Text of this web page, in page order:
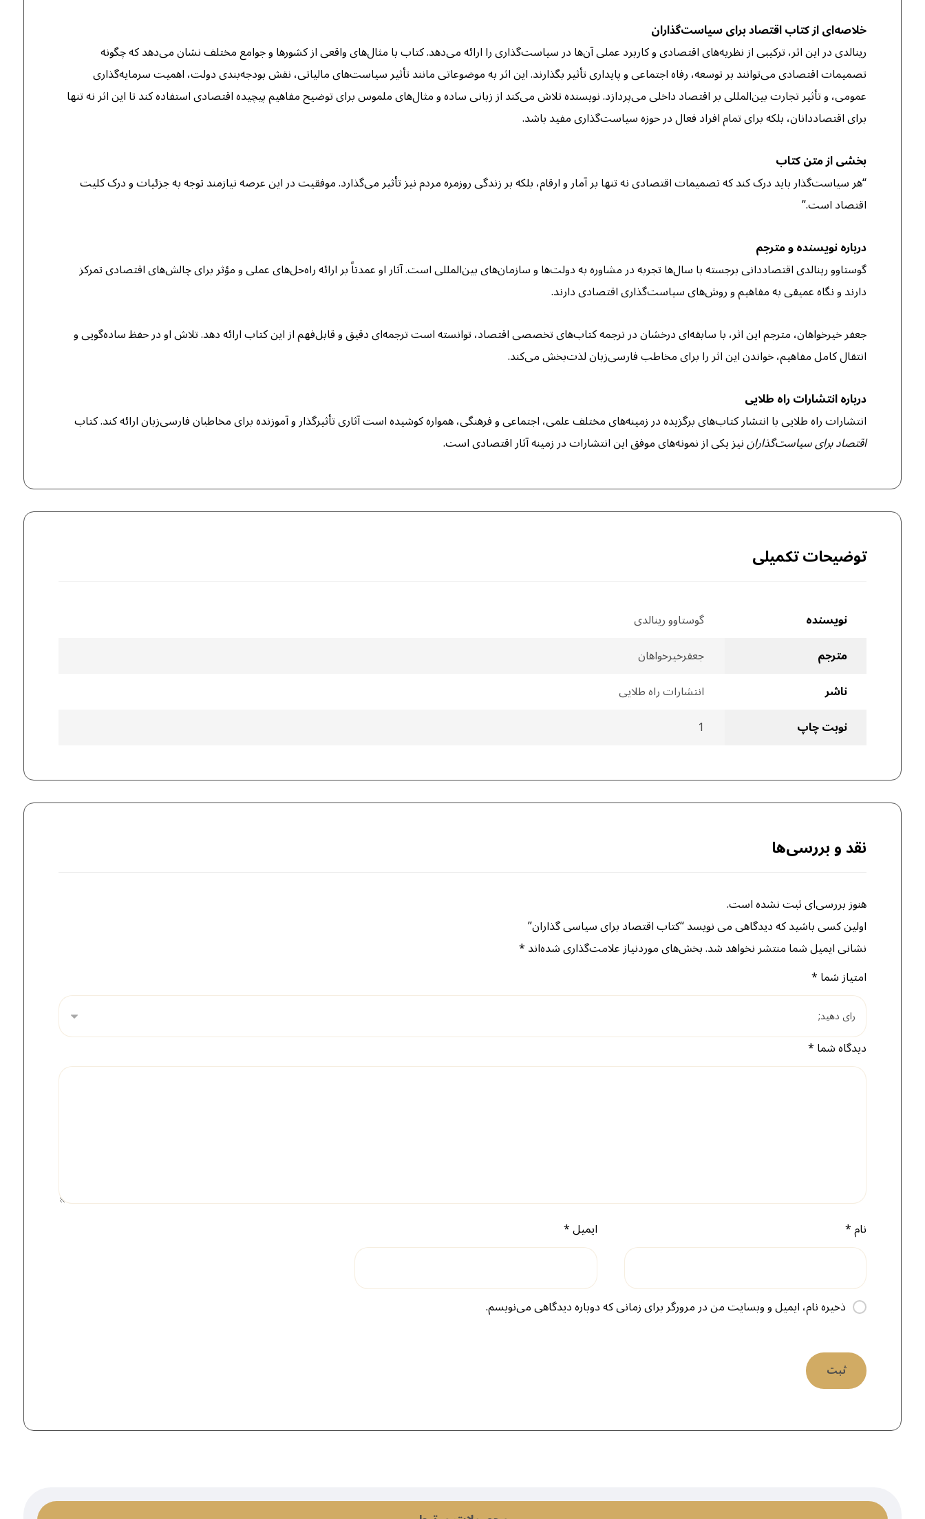
خلاصه‌ای از کتاب اقتصاد برای سیاست‌گذاران
رینالدی در این اثر، ترکیبی از نظریه‌های اقتصادی و کاربرد عملی آن‌ها در سیاست‌گذاری را ارائه می‌دهد. کتاب با مثال‌های واقعی از کشورها و جوامع مختلف نشان می‌دهد که چگونه
تصمیمات اقتصادی می‌توانند بر توسعه، رفاه اجتماعی و پایداری تأثیر بگذارند. این اثر به موضوعاتی مانند تأثیر سیاست‌های مالیاتی، نقش بودجه‌بندی دولت، اهمیت سرمایه‌گذاری
عمومی، و تأثیر تجارت بین‌المللی بر اقتصاد داخلی می‌پردازد. نویسنده تلاش می‌کند از زبانی ساده و مثال‌های ملموس برای توضیح مفاهیم پیچیده اقتصادی استفاده کند تا این اثر نه تنها
برای اقتصاددانان، بلکه برای تمام افراد فعال در حوزه سیاست‌گذاری مفید باشد.
بخشی از متن کتاب
“هر سیاست‌گذار باید درک کند که تصمیمات اقتصادی نه تنها بر آمار و ارقام، بلکه بر زندگی روزمره مردم نیز تأثیر می‌گذارد. موفقیت در این عرصه نیازمند توجه به جزئیات و درک کلیت
اقتصاد است.”
درباره نویسنده و مترجم
گوستاوو رینالدی اقتصاددانی برجسته با سال‌ها تجربه در مشاوره به دولت‌ها و سازمان‌های بین‌المللی است. آثار او عمدتاً بر ارائه راه‌حل‌های عملی و مؤثر برای چالش‌های اقتصادی تمرکز
دارند و نگاه عمیقی به مفاهیم و روش‌های سیاست‌گذاری اقتصادی دارند.
جعفر خیرخواهان، مترجم این اثر، با سابقه‌ای درخشان در ترجمه کتاب‌های تخصصی اقتصاد، توانسته است ترجمه‌ای دقیق و قابل‌فهم از این کتاب ارائه دهد. تلاش او در حفظ ساده‌گویی و
انتقال کامل مفاهیم، خواندن این اثر را برای مخاطب فارسی‌زبان لذت‌بخش می‌کند.
درباره انتشارات راه طلایی
انتشارات راه طلایی با انتشار کتاب‌های برگزیده در زمینه‌های مختلف علمی، اجتماعی و فرهنگی، همواره کوشیده است آثاری تأثیرگذار و آموزنده برای مخاطبان فارسی‌زبان ارائه کند. کتاب
اقتصاد برای سیاست‌گذاراننیز یکی از نمونه‌های موفق این انتشارات در زمینه آثار اقتصادی است.
توضیحات تکمیلی
نویسنده
گوستاوو رینالدی
مترجم
جعفرخیرخواهان
ناشر
انتشارات راه طلایی
نوبت چاپ
1
نقد و بررسی‌ها
هنوز بررسی‌ای ثبت نشده است.
اولین کسی باشید که دیدگاهی می نویسد “کتاب اقتصاد برای سیاسی گذاران”
نشانی ایمیل شما منتشر نخواهد شد.بخش‌های موردنیاز علامت‌گذاری شده‌اند*
امتیاز شما*
دیدگاه شما*
نام* ایمیل*
ذخیره نام، ایمیل و وبسایت من در مرورگر برای زمانی که دوباره دیدگاهی می‌نویسم.